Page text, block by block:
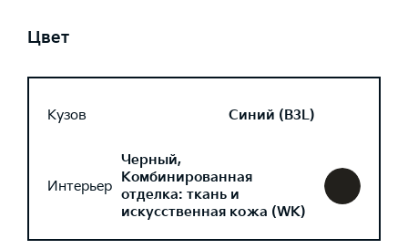
Цвет
Кузов Синий (B3L)
Интерьер
Черный,
Комбинированная
отделка: ткань и
искусственная кожа (WK)